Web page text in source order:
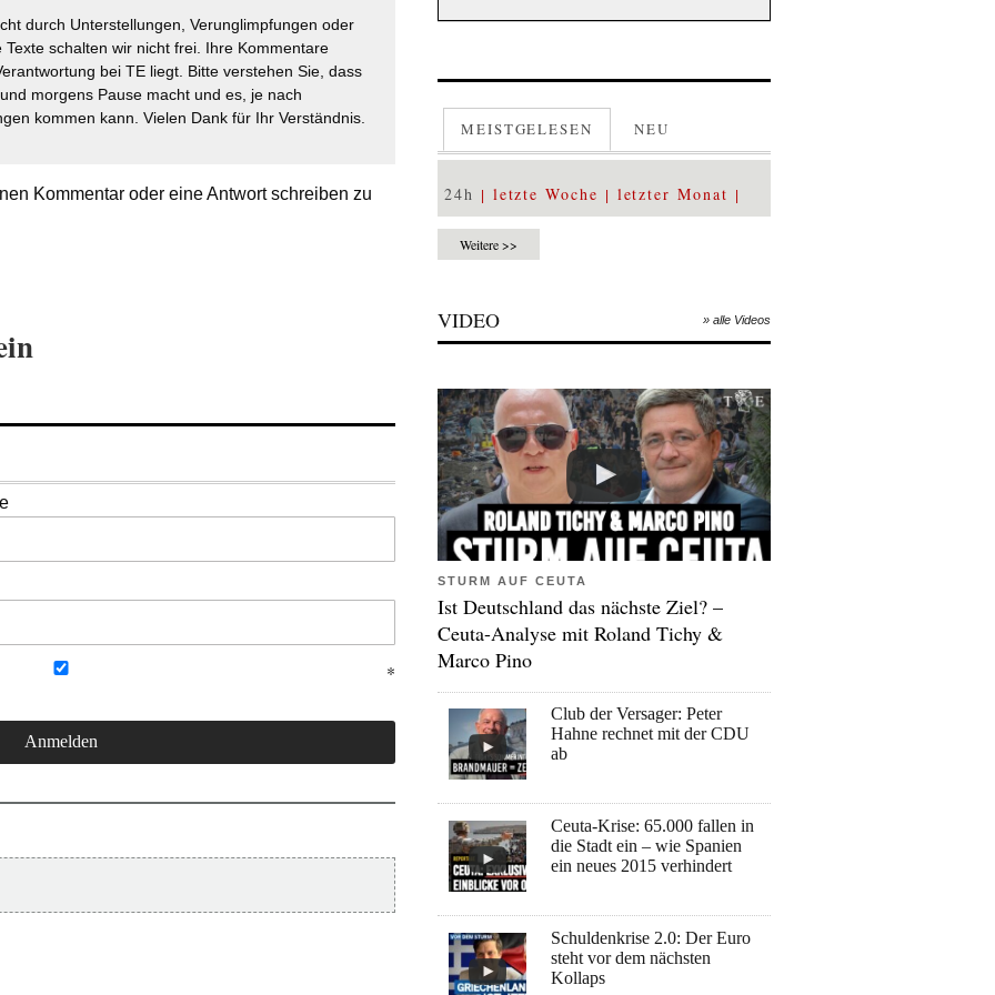
durch Unterstellungen, Verunglimpfungen oder
schalten wir nicht frei. Ihre Kommentare
bei TE liegt. Bitte verstehen Sie, dass
morgens Pause macht und es, je nach
kommen kann. Vielen Dank für Ihr Verständnis.
Kommentar oder eine Antwort schreiben zu
MEISTGELESEN NEU
24h letzte Woche letzter Monat
Weitere >>
VIDEO » alle Videos
STURM AUF CEUTA
Ist Deutschland das nächste Ziel? –
Ceuta-Analyse mit Roland Tichy &
Marco Pino
Club der Versager: Peter
Hahne rechnet mit der CDU
ab
Ceuta-Krise: 65.000 fallen in
die Stadt ein – wie Spanien
ein neues 2015 verhindert
Schuldenkrise 2.0: Der Euro
steht vor dem nächsten
Kollaps